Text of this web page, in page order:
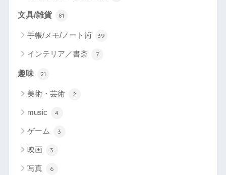
文具/雑貨 81
手帳/メモ/ノート術 39
インテリア／書斎 7
趣味 21
美術・芸術 2
music 4
ゲーム 3
映画 3
写真 6